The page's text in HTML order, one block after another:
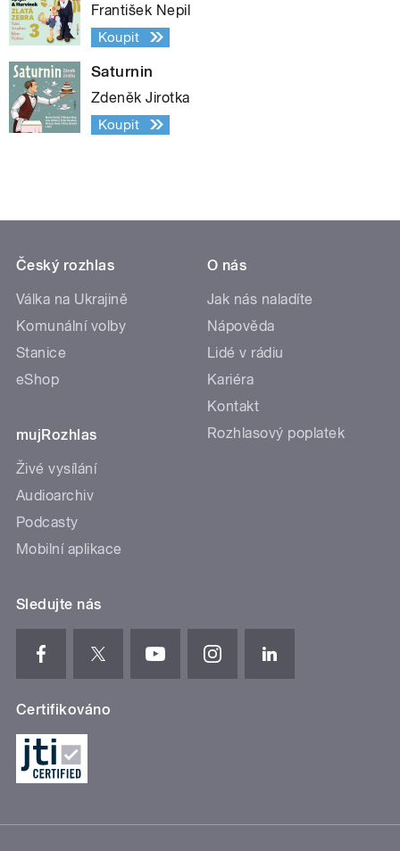
František Nepil
Koupit
Saturnin
Zdeněk Jirotka
Koupit
Český rozhlas
Válka na Ukrajině
Komunální volby
Stanice
eShop
mujRozhlas
Živé vysílání
Audioarchiv
Podcasty
Mobilní aplikace
O nás
Jak nás naladíte
Nápověda
Lidé v rádiu
Kariéra
Kontakt
Rozhlasový poplatek
Sledujte nás
Certifikováno